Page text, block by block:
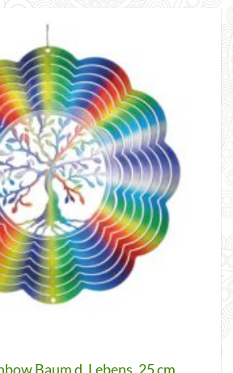
Baum d. Lebens, 25 cm